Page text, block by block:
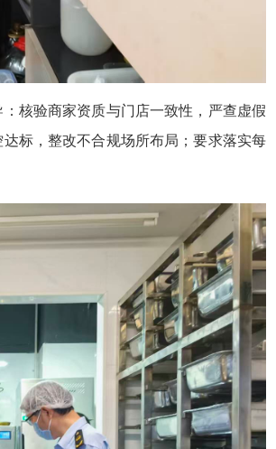
核验商家资质与门店一致性，严查虚假
标，整改不合规场所布局；要求落实每